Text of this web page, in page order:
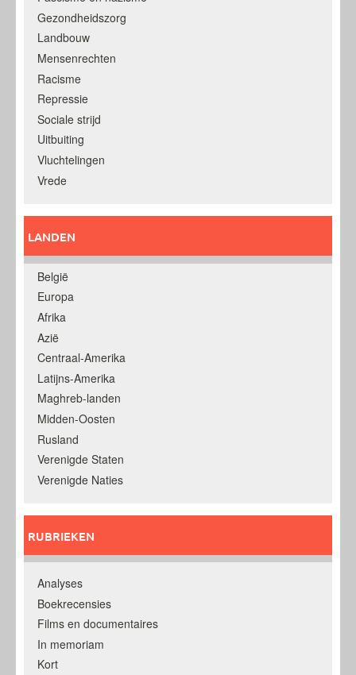
Gezondheidszorg
Landbouw
Mensenrechten
Racisme
Repressie
Sociale strijd
Uitbuiting
Vluchtelingen
Vrede
LANDEN
België
Europa
Afrika
Azië
Centraal-Amerika
Latijns-Amerika
Maghreb-landen
Midden-Oosten
Rusland
Verenigde Staten
Verenigde Naties
RUBRIEKEN
Analyses
Boekrecensies
Films en documentaires
In memoriam
Kort